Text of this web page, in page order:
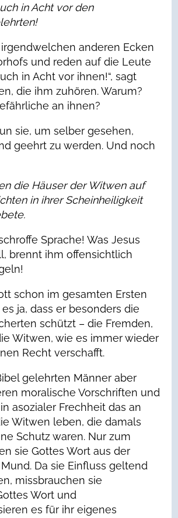
in Acht vor den
anderen Ecken
und reden auf die Leute
in Acht vor ihnen!“, sagt
die ihm zuhören. Warum?
an ihnen?
sie, um selber gesehen,
geehrt zu werden. Und noch
die Häuser der Witwen auf
in ihrer Scheinheiligkeit
Sprache! Was Jesus
brennt ihm offensichtlich
schon im gesamten Ersten
ja, dass er besonders die
schützt – die Fremden,
Witwen, wie es immer wieder
Recht verschafft.
gelehrten Männer aber
moralische Vorschriften und
asozialer Frechheit das an
Witwen leben, die damals
Schutz waren. Nur zum
sie Gottes Wort aus der
Da sie Einfluss geltend
missbrauchen sie
Wort und
es für ihr eigenes